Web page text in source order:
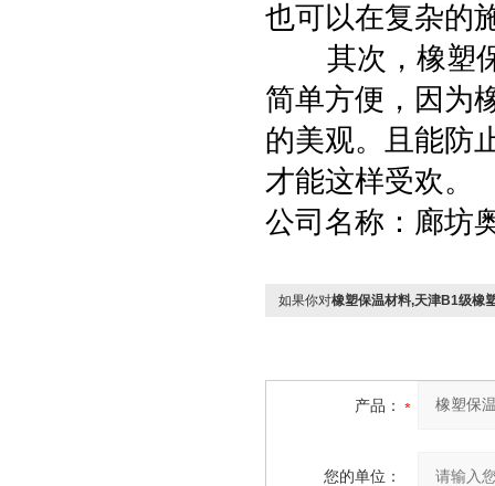
也可以在复杂的
其次，橡塑保
简单方便，因为
的美观。且能防
才能这样受欢
公司名称：廊坊
如果你对橡塑保温材料,天津B1级橡
产品：
您的单位：